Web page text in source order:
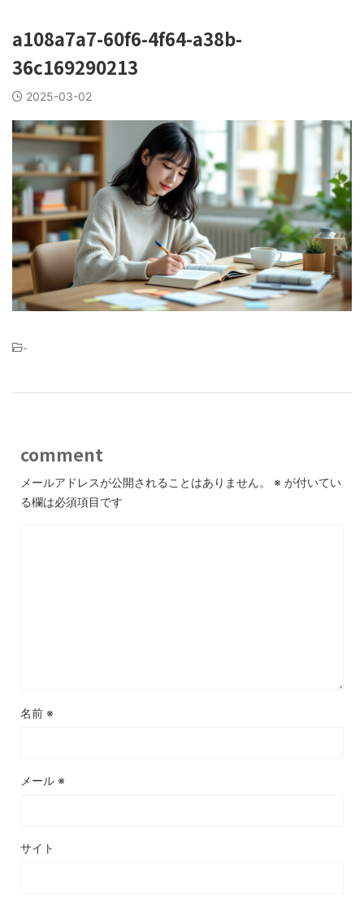
a108a7a7-60f6-4f64-a38b-
36c169290213
2025-03-02
-
comment
メールアドレスが公開されることはありません。 ※ が付いてい
る欄は必須項目です
名前 ※
メール ※
サイト